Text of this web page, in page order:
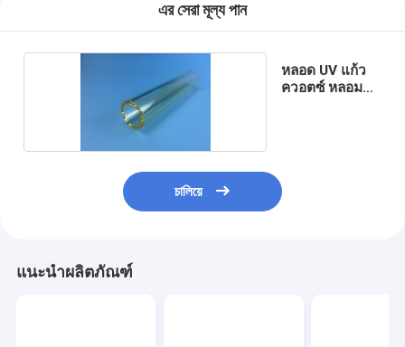
এর সেরা মূল্য পান
หลอด UV แก้ว
ควอตซ์ หลอม
চালিয়ে
แนะนำผลิตภัณฑ์